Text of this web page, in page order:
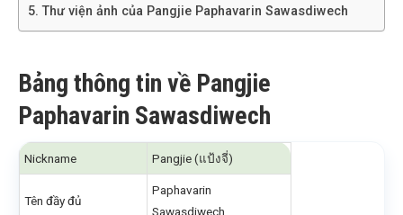
Thư viện ảnh của Pangjie Paphavarin Sawasdiwech
Bảng thông tin về Pangjie
Paphavarin Sawasdiwech
Nickname Pangjie (แป้งจี่)
Tên đầy đủ
Paphavarin
Sawasdiwech